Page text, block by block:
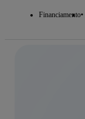
Financiamento